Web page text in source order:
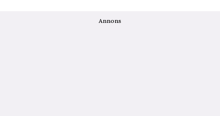
Annons